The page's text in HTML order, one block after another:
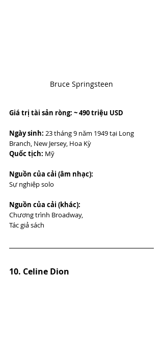
Bruce Springsteen
Giá trị tài sản ròng: ~ 490 triệu USD
Ngày sinh: 23 tháng 9 năm 1949 tại Long
Branch, New Jersey, Hoa Kỳ
Quốc tịch: Mỹ
Nguồn của cải (âm nhạc):
Sự nghiệp solo
Nguồn của cải (khác):
Chương trình Broadway,
Tác giả sách
10. Celine Dion